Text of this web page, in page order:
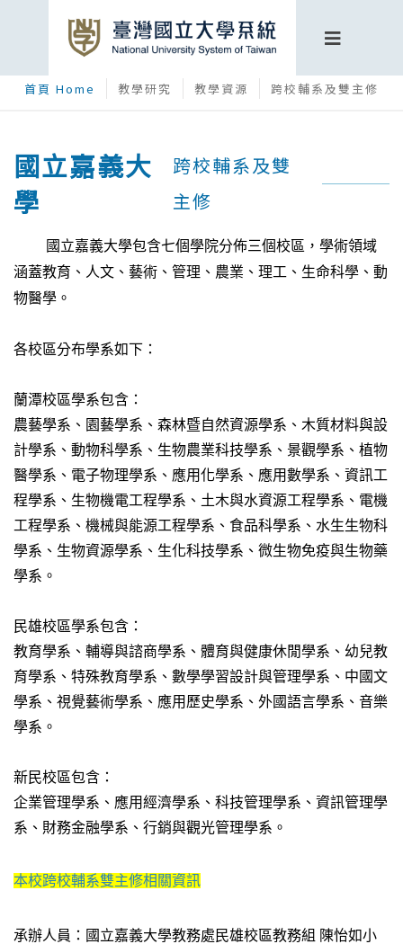
首頁 Home 教學研究 教學資源 跨校輔系及雙主修
國立嘉義大
學
跨校輔系及雙
主修
國立嘉義大學包含七個學院分佈三個校區， 學術領域
涵蓋教育、人文、藝術、管理、農業、理工、生命科學、動
物醫學。
各校區分布學系如下：
蘭潭校區學系包含：
農藝學系、園藝學系、森林暨自然資源學系、木質材料與設
計學系、動物科學系、生物農業科技學系、景觀學系、植物
醫學系、電子物理學系、應用化學系、應用數學系、資訊工
程學系、生物機電工程學系、土木與水資源工程學系、電機
工程學系、機械與能源工程學系、食品科學系、水生生物科
學系、生物資源學系、生化科技學系、微生物免疫與生物藥
學系。
民雄校區學系包含：
教育學系、輔導與諮商學系、體育與健康休閒學系、幼兒教
育學系、特殊教育學系、數學學習設計與管理學系、中國文
學系、視覺藝術學系、應用歷史學系、外國語言學系、音樂
學系。
新民校區包含：
企業管理學系、應用經濟學系、科技管理學系、資訊管理學
系、財務金融學系、行銷與觀光管理學系。
本校跨校輔系雙主修相關資訊
承辦人員：國立嘉義大學教務處民雄校區教務組 陳怡如小